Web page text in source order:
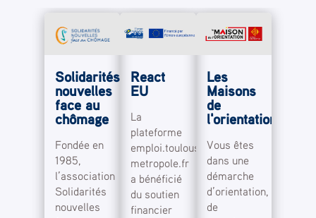
Solidarités
nouvelles
face au
chômage
Fondée en
1985,
l’association
Solidarités
nouvelles
React
EU
La
plateforme
emploi.toulouse-
metropole.fr
a bénéficié
du soutien
financier
Les
Maisons
de
l'orientation
Vous êtes
dans une
démarche
d’orientation,
de